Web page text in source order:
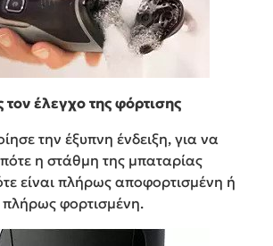
τον έλεγχο της φόρτισης
την έξυπνη ένδειξη, για να
πότε η στάθμη της μπαταρίας
είναι πλήρως αποφορτισμένη ή
πλήρως φορτισμένη.